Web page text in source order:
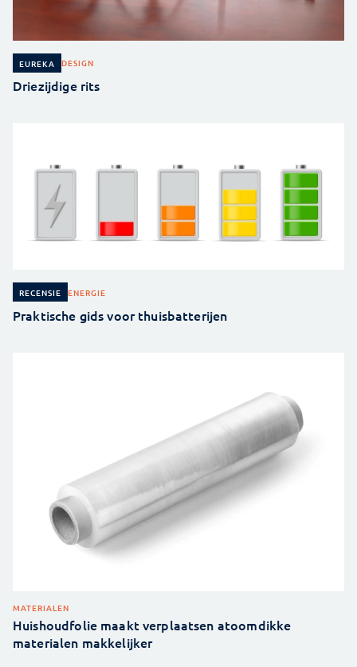
EUREKA DESIGN
Driezijdige rits
RECENSIE ENERGIE
Praktische gids voor thuisbatterijen
MATERIALEN
Huishoudfolie maakt verplaatsen atoomdikke
materialen makkelijker